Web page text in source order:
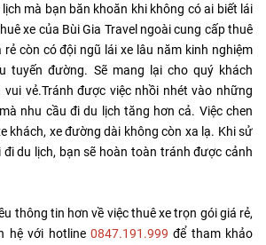
mà bạn băn khoăn khi không có ai biết lái
xe của Bùi Gia Travel ngoài cung cấp thuê
còn có đội ngũ lái xe lâu năm kinh nghiệm
tuyến đường. Sẽ mang lại cho quý khách
vẻ.Tránh được việc nhồi nhét vào những
nhu cầu đi du lịch tăng hơn cả. Việc chen
khách, xe đường dài không còn xa lạ. Khi sử
du lịch, bạn sẽ hoàn toàn tránh được cảnh
thông tin hơn về việc thuê xe trọn gói giá rẻ,
hệ với hotline 0847.191.999 để tham khảo